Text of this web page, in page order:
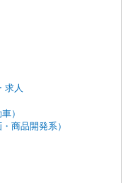
求人
）
商品開発系）